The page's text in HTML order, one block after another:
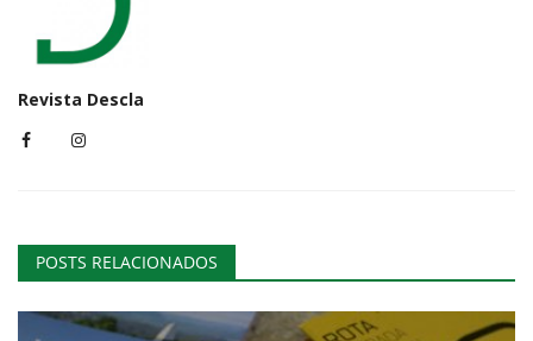
Revista Descla
POSTS RELACIONADOS